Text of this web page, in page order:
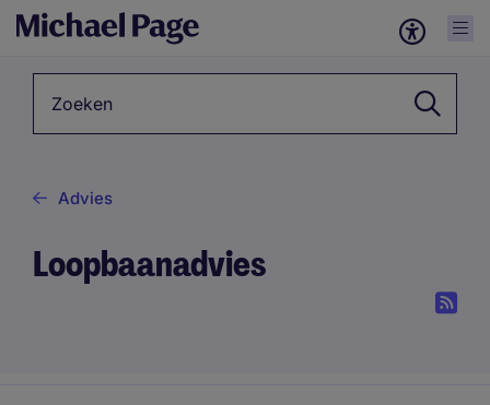
Advies
Loopbaanadvies